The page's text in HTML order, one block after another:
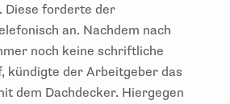
. Diese forderte der
an. Nachdem nach
noch keine schriftliche
kündigte der Arbeitgeber das
dem Dachdecker. Hiergegen